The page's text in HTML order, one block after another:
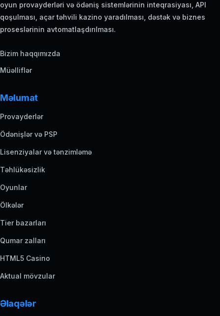
oyun provayderləri və ödəniş sistemlərinin inteqrasiyası, API
qoşulması, açar təhvili kazino yaradılması, dəstək və biznes
proseslərinin avtomatlaşdırılması.
Bizim haqqımızda
Müəlliflər
Məlumat
Provayderlər
Ödənişlər və PSP
Lisenziyalar və tənzimləmə
Təhlükəsizlik
Oyunlar
Ölkələr
Tier bazarları
Qumar zalları
HTML5 Casino
Aktual mövzular
Əlaqələr